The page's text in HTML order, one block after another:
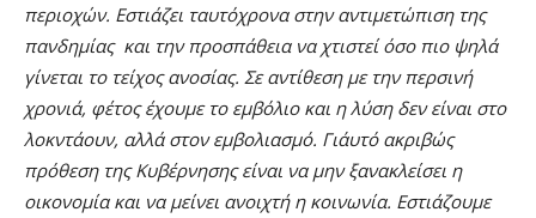
περιοχών. Εστιάζει ταυτόχρονα στην αντιμετώπιση της
πανδημίας και την προσπάθεια να χτιστεί όσο πιο ψηλά
γίνεται το τείχος ανοσίας. Σε αντίθεση με την περσινή
χρονιά, φέτος έχουμε το εμβόλιο και η λύση δεν είναι στο
λοκντάουν, αλλά στον εμβολιασμό. Γι΄αυτό ακριβώς
πρόθεση της Κυβέρνησης είναι να μην ξανακλείσει η
οικονομία και να μείνει ανοιχτή η κοινωνία. Εστιάζουμε